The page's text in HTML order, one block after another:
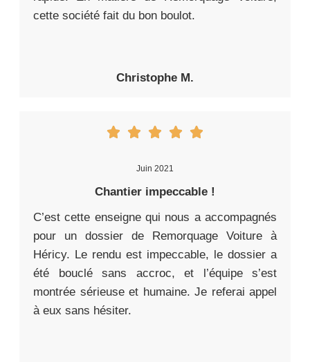
cette société fait du bon boulot.
Christophe M.
Juin 2021
Chantier impeccable !
C’est cette enseigne qui nous a accompagnés
pour un dossier de Remorquage Voiture à
Héricy. Le rendu est impeccable, le dossier a
été bouclé sans accroc, et l’équipe s’est
montrée sérieuse et humaine. Je referai appel
à eux sans hésiter.